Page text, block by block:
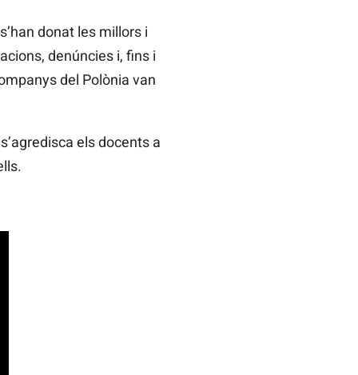
donat les millors i
denúncies i, fins i
del Polònia van
els docents a